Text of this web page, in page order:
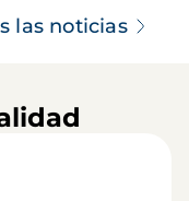
las noticias